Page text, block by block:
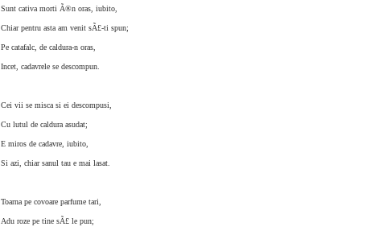
Sunt cativa morti Ã®n oras, iubito,
Chiar pentru asta am venit sÃ£-ti spun;
Pe catafalc, de caldura-n oras,
Incet, cadavrele se descompun.
Cei vii se misca si ei descompusi,
Cu lutul de caldura asudat;
E miros de cadavre, iubito,
Si azi, chiar sanul tau e mai lasat.
Toarna pe covoare parfume tari,
Adu roze pe tine sÃ£ le pun;